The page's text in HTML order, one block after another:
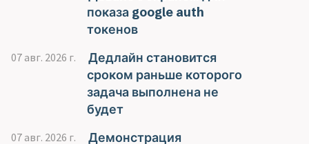
показа google auth
токенов
07 авг. 2026 г.
Дедлайн становится
сроком раньше которого
задача выполнена не
будет
07 авг. 2026 г.
Демонстрация